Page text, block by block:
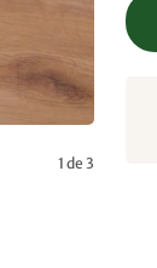
1 de 3